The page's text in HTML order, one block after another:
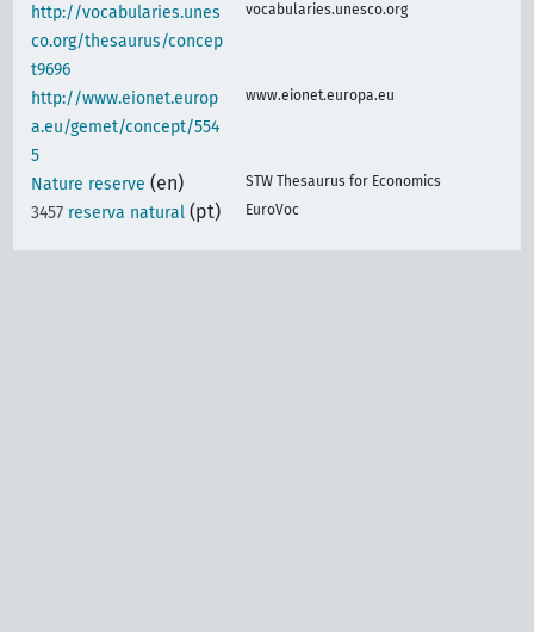
http://vocabularies.unes
co.org/thesaurus/concep
t9696
vocabularies.unesco.org
http://www.eionet.europ
a.eu/gemet/concept/554
5
www.eionet.europa.eu
Nature reserve (en) STW Thesaurus for Economics
3457 reserva natural (pt) EuroVoc